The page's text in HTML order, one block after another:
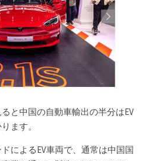
と中国の自動車輸出の半分はEV
ます。
によるEV車両で、通常は中国国